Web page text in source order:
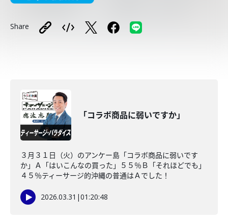
Share
「コラボ商品に弱いですか」
３月３１日（火）のアンケー島「コラボ商品に弱いです
か」Ａ「はいこんなの買った」５５％Ｂ「それほどでも」
４５％ティーサージ的沖縄の普通はＡでした！
2026.03.31 |01:20:48